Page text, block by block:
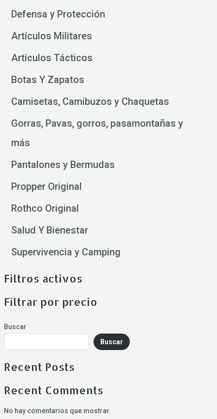
Defensa y Protección
Artículos Militares
Artículos Tácticos
Botas Y Zapatos
Camisetas, Camibuzos y Chaquetas
Gorras, Pavas, gorros, pasamontañas y
más
Pantalones y Bermudas
Propper Original
Rothco Original
Salud Y Bienestar
Supervivencia y Camping
Filtros activos
Filtrar por precio
Buscar
Buscar
Recent Posts
Recent Comments
No hay comentarios que mostrar.